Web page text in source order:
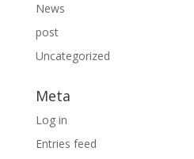
News
post
Uncategorized
Meta
Log in
Entries feed